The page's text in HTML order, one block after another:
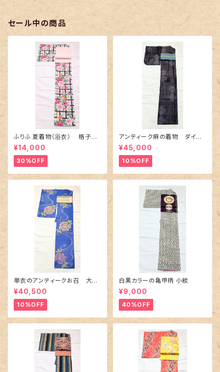
セール中の商品
ふりふ 夏着物（浴衣） 格子に
百合や秋草花
¥14,000
30%OFF
アンティーク麻の着物 ダイヤ
に市松柄の上布
¥45,000
10%OFF
単衣のアンティークお召 大輪
の薔薇柄柄
¥40,500
10%OFF
白黒カラーの亀甲柄 小紋
¥9,000
40%OFF